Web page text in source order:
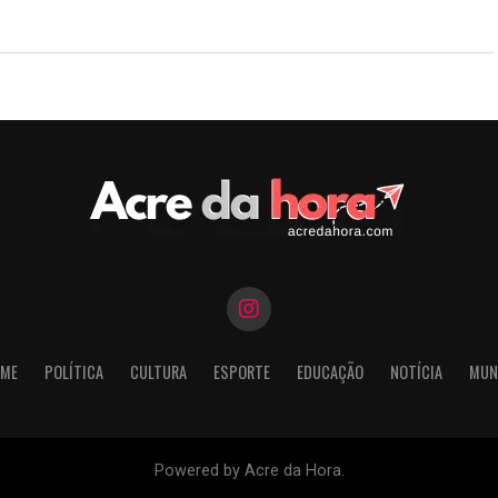
POLÍTICA CULTURA ESPORTE EDUCAÇÃO NOTÍCIA
Powered by Acre da Hora.